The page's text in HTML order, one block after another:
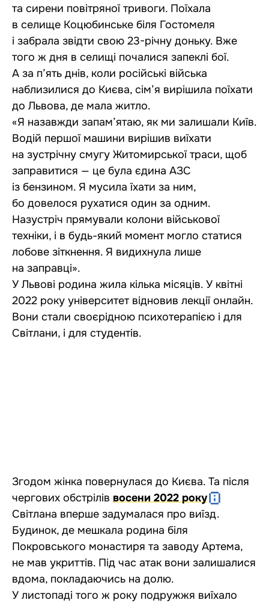
та сирени повітряної тривоги. Поїхала
в селище Коцюбинське біля Гостомеля
і забрала звідти свою 23-річну доньку. Вже
того ж дня в селищі почалися запеклі бої.
А за п’ять днів, коли російські війська
наблизилися до Києва, сім’я вирішила поїхати
до Львова, де мала житло.
«Я назавжди запам’ятаю, як ми залишали Київ.
Водій першої машини вирішив виїхати
на зустрічну смугу Житомирської траси, щоб
заправитися — це була єдина АЗС
із бензином. Я мусила їхати за ним,
бо довелося рухатися один за одним.
Назустріч прямували колони військової
техніки, і в будь-який момент могло статися
лобове зіткнення. Я видихнула лише
на заправці».
У Львові родина жила кілька місяців. У квітні
2022 року університет відновив лекції онлайн.
Вони стали своєрідною психотерапією і для
Світлани, і для студентів.
Згодом жінка повернулася до Києва. Та після
чергових обстрілів восени 2022 року
Світлана вперше задумалася про виїзд.
Будинок, де мешкала родина біля
Покровського монастиря та заводу Артема,
не мав укриттів. Під час атак вони залишалися
вдома, покладаючись на долю.
У листопаді того ж року подружжя виїхало